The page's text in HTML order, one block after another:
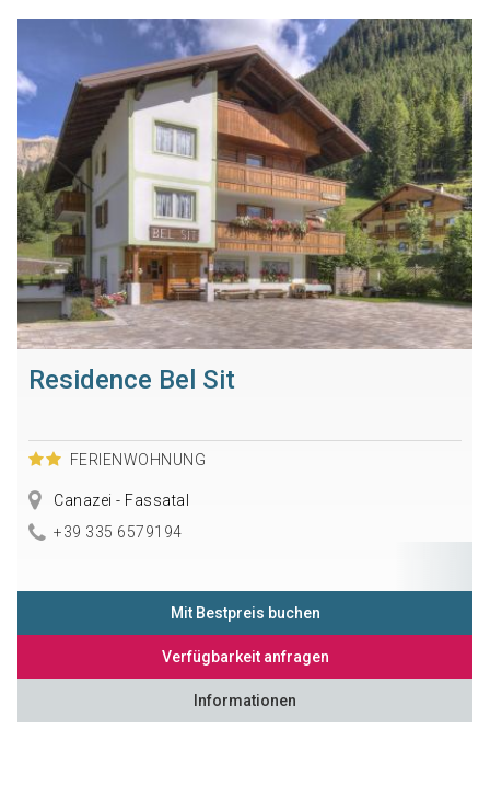
Residence Bel Sit
FERIENWOHNUNG
Canazei - Fassatal
+39 335 6579194
Mit Bestpreis buchen
Verfügbarkeit anfragen
Informationen